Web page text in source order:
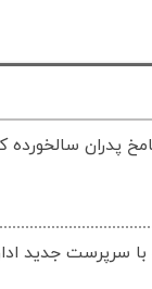
پدران سالخورده
با سرپرست جدید